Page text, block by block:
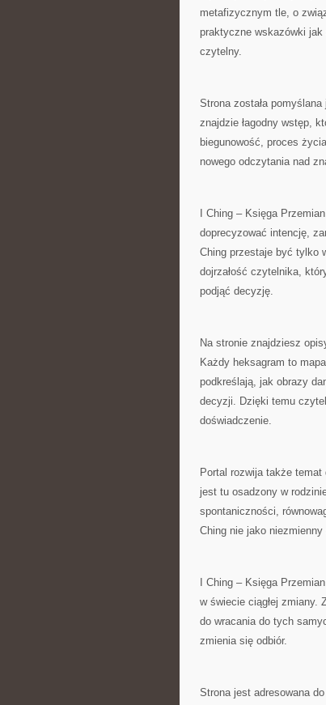
metafizycznym tle, o
praktyczne wskazówki
czytelny.
Strona została
znajdzie łagodny wstęp,
biegunowość, proces
nowego odczytania nad
I Ching – Księga
doprecyzować intencję,
Ching przestaje być tylko
dojrzałość czytelnika,
podjąć decyzję.
Na stronie znajdziesz
Każdy heksagram to
podkreślają, jak obrazy
decyzji. Dzięki temu
doświadczenie.
Portal rozwija także
jest tu osadzony w
spontaniczności,
Ching nie jako
I Ching – Księga
w świecie ciągłej zmiany.
do wracania do tych
zmienia się odbiór.
Strona jest adresowana